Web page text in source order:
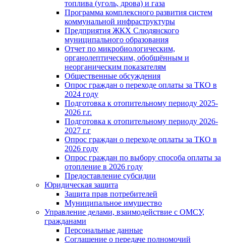
топлива (уголь, дрова) и газа
Программа комплексного развития систем
коммунальной инфраструктуры
Предприятия ЖКХ Слюдянского
муниципального образования
Отчет по микробиологическим,
органолептическим, обобщённым и
неорганическим показателям
Общественные обсуждения
Опрос граждан о переходе оплаты за ТКО в
2024 году
Подготовка к отопительному периоду 2025-
2026 г.г.
Подготовка к отопительному периоду 2026-
2027 г.г
Опрос граждан о переходе оплаты за ТКО в
2026 году
Опрос граждан по выбору способа оплаты за
отопление в 2026 году
Предоставление субсидии
Юридическая защита
Защита прав потребителей
Муниципальное имущество
Управление делами, взаимодействие с ОМСУ,
гражданами
Персональные данные
Соглашение о передаче полномочий